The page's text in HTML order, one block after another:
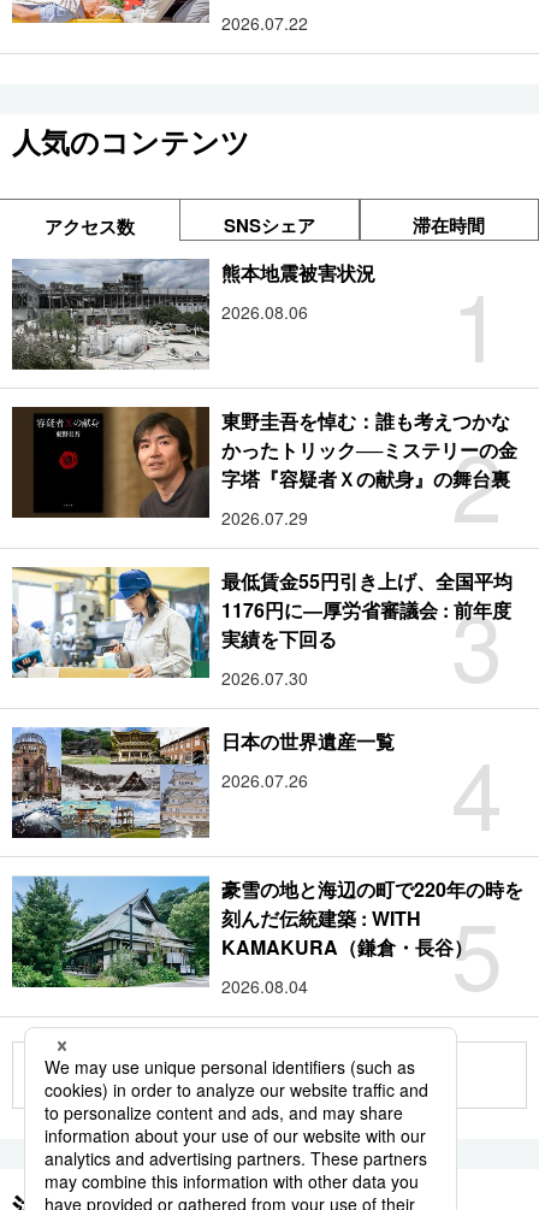
2026.07.22
人気のコンテンツ
アクセス数 SNSシェア 滞在時間
1
熊本地震被害状況
2026.08.06
2
東野圭吾を悼む：誰も考えつかな
かったトリック──ミステリーの金
字塔『容疑者Ｘの献身』の舞台裏
2026.07.29
3
最低賃金55円引き上げ、全国平均
1176円に―厚労省審議会 : 前年度
実績を下回る
2026.07.30
4
日本の世界遺産一覧
2026.07.26
5
豪雪の地と海辺の町で220年の時を
刻んだ伝統建築 : WITH
KAMAKURA（鎌倉・長谷）
2026.08.04
もっと見る